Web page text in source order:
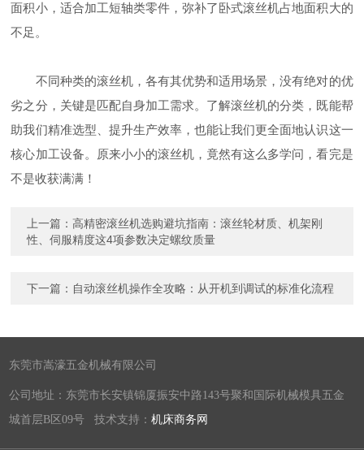
面积小，适合加工短轴类零件，弥补了卧式滚丝机占地面积大的
不足。
不同种类的滚丝机，各有其优势和适用场景，没有绝对的优
劣之分，关键是匹配自身加工需求。了解滚丝机的分类，既能帮
助我们精准选型、提升生产效率，也能让我们更全面地认识这一
核心加工设备。原来小小的滚丝机，竟然有这么多学问，看完是
不是收获满满！
上一篇：高精密滚丝机选购避坑指南：滚丝轮材质、机架刚
性、伺服精度这4项参数决定螺纹质量
下一篇： 自动滚丝机操作全攻略：从开机到调试的标准化流程
东莞市嵩濠五金机械有限公司
公司地址：东莞市长安镇锦厦振安中路143号聚和国际机械模具五金
城首层B区09号 技术支持：机床商务网